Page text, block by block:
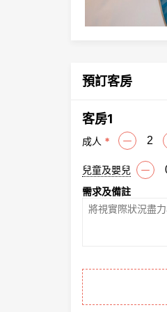
預訂客房
客房1
成人 * －
兒童及嬰兒 －
需求及備註